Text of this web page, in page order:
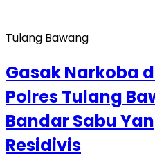
Tulang Bawang
Gasak Narkoba
Polres Tulang
Bandar Sabu
Residivis